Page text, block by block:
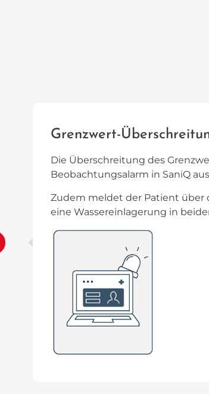
Grenzwert-
Die Überschreitung des
Beobachtungsalarm in SaniQ
Zudem meldet der Patient über
eine Wassereinlagerung in